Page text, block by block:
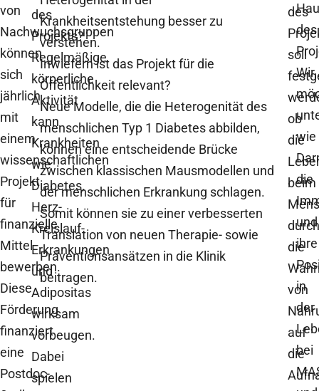
von
Nachwuchsgruppen
können
sich
jährlich
mit
einem
wissenschaftlichen
Projekt
für
finanzielle
Mittel
bewerben.
Diese
Förderung
finanziert
eine
Postdoc-
des
Projekts?
Regelmäßige
körperliche
Aktivität
kann
Krankheiten
wie
Diabetes,
Herz-
Kreislauf-
Erkrankungen
und
Adipositas
wirksam
vorbeugen.
Dabei
spielen
Krankheitsentstehung besser zu
verstehen.
Inwiefern ist das Projekt für die
Öffentlichkeit relevant?
Neue Modelle, die die Heterogenität des
menschlichen Typ 1 Diabetes abbilden,
können eine entscheidende Brücke
zwischen klassischen Mausmodellen und
der menschlichen Erkrankung schlagen.
Somit können sie zu einer verbesserten
Translation von neuen Therapie- sowie
Präventionsansätzen in die Klinik
beitragen.
des
soll
ob
die
beim
durch
die
von
auf
die
des
Wir
wie
die
und
ihre
in
der
bei